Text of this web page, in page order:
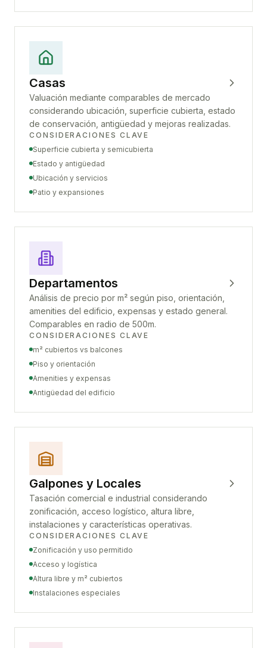
Casas
Valuación mediante comparables de mercado
considerando ubicación, superficie cubierta, estado
de conservación, antigüedad y mejoras realizadas.
CONSIDERACIONES CLAVE
Superficie cubierta y semicubierta
Estado y antigüedad
Ubicación y servicios
Patio y expansiones
Departamentos
Análisis de precio por m² según piso, orientación,
amenities del edificio, expensas y estado general.
Comparables en radio de 500m.
CONSIDERACIONES CLAVE
m² cubiertos vs balcones
Piso y orientación
Amenities y expensas
Antigüedad del edificio
Galpones y Locales
Tasación comercial e industrial considerando
zonificación, acceso logístico, altura libre,
instalaciones y características operativas.
CONSIDERACIONES CLAVE
Zonificación y uso permitido
Acceso y logística
Altura libre y m² cubiertos
Instalaciones especiales